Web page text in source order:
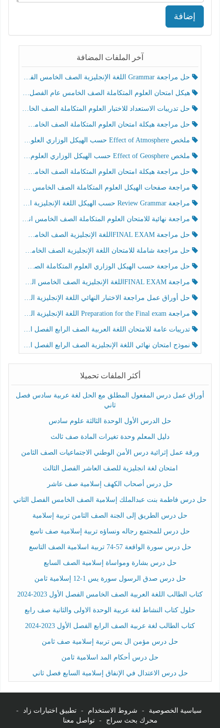
إضافة
آخر الملفات المضافة
حل مراجعة Grammar اللغة الإنجليزية الصف الخامس الفصل الثالث
هيكل امتحان العلوم المتكاملة الصف الخامس عام الفصل الدراسي الثالث 2025-2026
حل تدريبات الاستعداد للاختبار العلوم المتكاملة الصف الخامس عام الفصل الثالث
حل مراجعة هيكلة امتحان العلوم المتكاملة الصف الخامس انسبير الفصل الثالث
ملخص Effect of Atmosphere حسب الهيكل الوزاري العلوم المتكاملة الصف الخامس انسبير الفصل الثالث
ملخص Effect of Geosphere حسب الهيكل الوزاري العلوم المتكاملة الصف الخامس انسبير الفصل الثالث
حل مراجعة هيكلة امتحان العلوم المتكاملة الصف الخامس عام الفصل الثالث
مراجعة صفحات الهيكل العلوم المتكاملة الصف الخامس انسبير الفصل الثالث
مراجعة Review Grammar حسب الهيكل اللغة الإنجليزية الصف الخامس الفصل الثالث
مراجعة نهائية للامتحان العلوم المتكاملة الصف الخامس انسبير الفصل الثالث
حل مراجعة FINAL EXAMاللغة الإنجليزية الصف الخامس الفصل الثالث
حل مراجعة شاملة للامتحان اللغة الإنجليزية الصف الخامس الفصل الثالث
حل مراجعة حسب الهيكل الوزاري العلوم المتكاملة الصف الخامس عام الفصل الثالث
مراجعة FINAL EXAMاللغة الإنجليزية الصف الخامس الفصل الثالث
حل أوراق عمل مراجعة الاختبار النهائي اللغة الإنجليزية الصف الرابع الفصل الثالث
مراجعة Preparation for the Final exam اللغة الإنجليزية الصف الرابع الفصل الثالث
تدريبات عامة للامتحان اللغة العربية الصف الرابع الفصل الثالث
نموذج امتحان نهائي اللغة الإنجليزية الصف الرابع الفصل الثالث
أكثر الملفات تحميلا
أوراق عمل درس المفعول المطلق مع الحل لغة عربية سادس فصل
ثاني
حل الدرس الأول الوحدة الثالثة علوم سادس
دليل المعلم وحدة تغيرات المادة صف ثالث
ورقة عمل إثرائية درس الأمن الوطني الاجتماعيات الصف الثامن
امتحان لغة انجليزية للصف العاشر الفصل الثالث
حل درس أصحاب الكهف إسلامية صف عاشر
حل درس فاطمة بنت عبدالملك إسلامية الصف الخامس الفصل الثاني
حل درس الطريق إلى الجنة الصف الثامن تربية إسلامية
حل درس للمجتمع رجاله ونساؤه تربية إسلامية صف تاسع
حل درس سورة الواقعة 57-74 تربية اسلامية الصف التاسع
حل درس بشارة ومواساة إسلامية الصف السابع
حل درس صدق الرسول سورة يس 1-12 إسلامية ثامن
كتاب الطالب اللغة العربية الصف الخامس الفصل الأول 2023-2024
حلول كتاب النشاط لغة عربية الوحدة الاولى والثانية صف رابع
كتاب الطالب لغة عربية الصف الرابع الفصل الأول 2023-2024
حل درس مؤمن ال يس تربية إسلامية صف ثامن
حل درس أحكام المد اسلامية ثامن
حل درس الاعتدال في الإنفاق إسلامية السابع فصل ثاني
سياسية الخصوصية - شروط الاستخدام - تطبيق اختبارات زاد
-
محرك بحث سراج
- تواصل معنا